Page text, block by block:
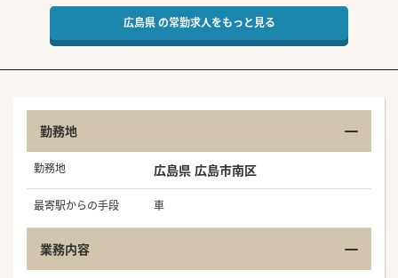
広島県 の常勤求人をもっと見る
勤務地
勤務地 広島県 広島市南区
最寄駅からの手段 車
業務内容